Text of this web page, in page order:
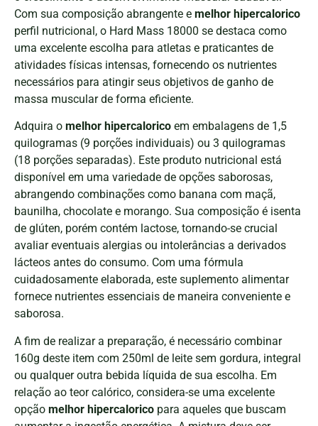
Com sua composição abrangente e melhor hipercalorico
perfil nutricional, o Hard Mass 18000 se destaca como
uma excelente escolha para atletas e praticantes de
atividades físicas intensas, fornecendo os nutrientes
necessários para atingir seus objetivos de ganho de
massa muscular de forma eficiente.
Adquira o melhor hipercalorico em embalagens de 1,5
quilogramas (9 porções individuais) ou 3 quilogramas
(18 porções separadas). Este produto nutricional está
disponível em uma variedade de opções saborosas,
abrangendo combinações como banana com maçã,
baunilha, chocolate e morango. Sua composição é isenta
de glúten, porém contém lactose, tornando-se crucial
avaliar eventuais alergias ou intolerâncias a derivados
lácteos antes do consumo. Com uma fórmula
cuidadosamente elaborada, este suplemento alimentar
fornece nutrientes essenciais de maneira conveniente e
saborosa.
A fim de realizar a preparação, é necessário combinar
160g deste item com 250ml de leite sem gordura, integral
ou qualquer outra bebida líquida de sua escolha. Em
relação ao teor calórico, considera-se uma excelente
opção melhor hipercalorico para aqueles que buscam